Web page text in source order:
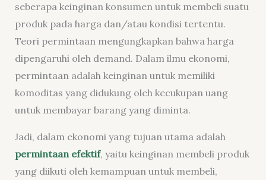
seberapa keinginan konsumen untuk membeli suatu
produk pada harga dan/atau kondisi tertentu.
Teori permintaan mengungkapkan bahwa harga
dipengaruhi oleh demand. Dalam ilmu ekonomi,
permintaan adalah keinginan untuk memiliki
komoditas yang didukung oleh kecukupan uang
untuk membayar barang yang diminta.
Jadi, dalam ekonomi yang tujuan utama adalah
permintaan efektif, yaitu keinginan membeli produk
yang diikuti oleh kemampuan untuk membeli,